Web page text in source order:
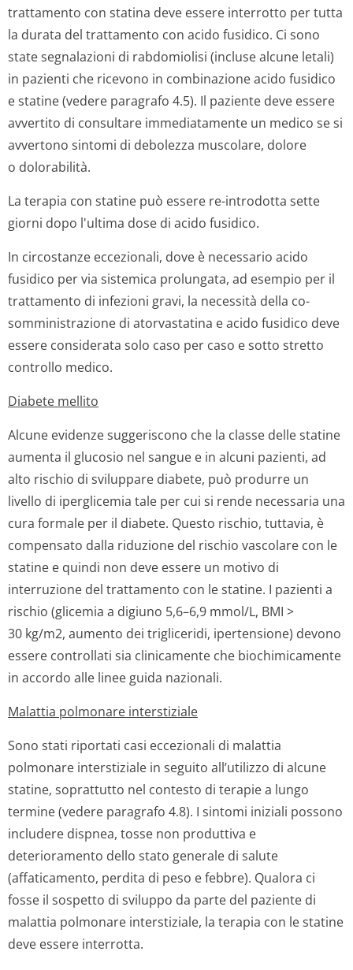
trattamento con statina deve essere interrotto per tutta
la durata del trattamento con acido fusidico. Ci sono
state segnalazioni di rabdomiolisi (incluse alcune letali)
in pazienti che ricevono in combinazione acido fusidico
e statine (vedere paragrafo 4.5). Il paziente deve essere
avvertito di consultare immediatamente un medico se si
avvertono sintomi di debolezza muscolare, dolore
o dolorabilità.
La terapia con statine può essere re-introdotta sette
giorni dopo l'ultima dose di acido fusidico.
In circostanze eccezionali, dove è necessario acido
fusidico per via sistemica prolungata, ad esempio per il
trattamento di infezioni gravi, la necessità della co-
somministrazione di atorvastatina e acido fusidico deve
essere considerata solo caso per caso e sotto stretto
controllo medico.
Diabete mellito
Alcune evidenze suggeriscono che la classe delle statine
aumenta il glucosio nel sangue e in alcuni pazienti, ad
alto rischio di sviluppare diabete, può produrre un
livello di iperglicemia tale per cui si rende necessaria una
cura formale per il diabete. Questo rischio, tuttavia, è
compensato dalla riduzione del rischio vascolare con le
statine e quindi non deve essere un motivo di
interruzione del trattamento con le statine. I pazienti a
rischio (glicemia a digiuno 5,6–6,9 mmol/L, BMI >
30 kg/m2, aumento dei trigliceridi, ipertensione) devono
essere controllati sia clinicamente che biochimicamente
in accordo alle linee guida nazionali.
Malattia polmonare interstiziale
Sono stati riportati casi eccezionali di malattia
polmonare interstiziale in seguito all’utilizzo di alcune
statine, soprattutto nel contesto di terapie a lungo
termine (vedere paragrafo 4.8). I sintomi iniziali possono
includere dispnea, tosse non produttiva e
deterioramento dello stato generale di salute
(affaticamento, perdita di peso e febbre). Qualora ci
fosse il sospetto di sviluppo da parte del paziente di
malattia polmonare interstiziale, la terapia con le statine
deve essere interrotta.